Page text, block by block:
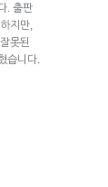
. 출판
지만,
못된
습니다.